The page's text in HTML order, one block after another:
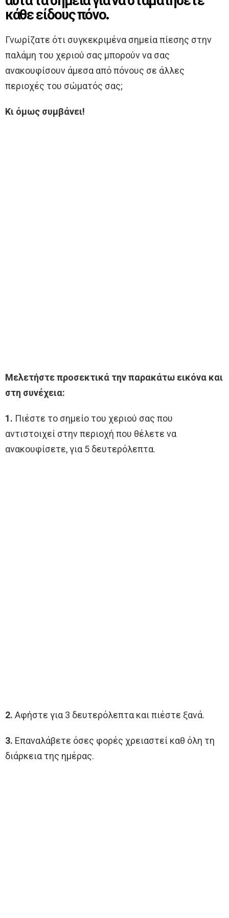
κάθε είδους πόνο.
Γνωρίζατε ότι συγκεκριμένα σημεία πίεσης στην
παλάμη του χεριού σας μπορούν να σας
ανακουφίσουν άμεσα από πόνους σε άλλες
περιοχές του σώματός σας;
Κι όμως συμβάνει!
Μελετήστε προσεκτικά την παρακάτω εικόνα και
στη συνέχεια:
1. Πιέστε το σημείο του χεριού σας που
αντιστοιχεί στην περιοχή που θέλετε να
ανακουφίσετε, για 5 δευτερόλεπτα.
2. Αφήστε για 3 δευτερόλεπτα και πιέστε ξανά.
3. Επαναλάβετε όσες φορές χρειαστεί καθ όλη τη
διάρκεια της ημέρας.